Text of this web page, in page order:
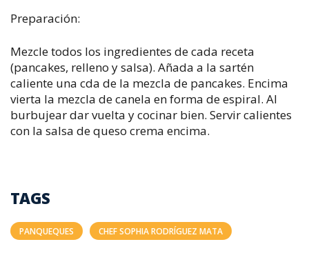
Preparación:
Mezcle todos los ingredientes de cada receta
(pancakes, relleno y salsa). Añada a la sartén
caliente una cda de la mezcla de pancakes. Encima
vierta la mezcla de canela en forma de espiral. Al
burbujear dar vuelta y cocinar bien. Servir calientes
con la salsa de queso crema encima.
TAGS
PANQUEQUES CHEF SOPHIA RODRÍGUEZ MATA